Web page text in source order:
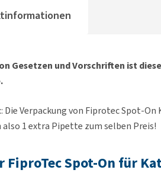
Gesetzen und Vorschriften ist
: Die Verpackung von Fiprotec Spot-
1 extra Pipette zum selben Preis!
FiproTec Spot-On für